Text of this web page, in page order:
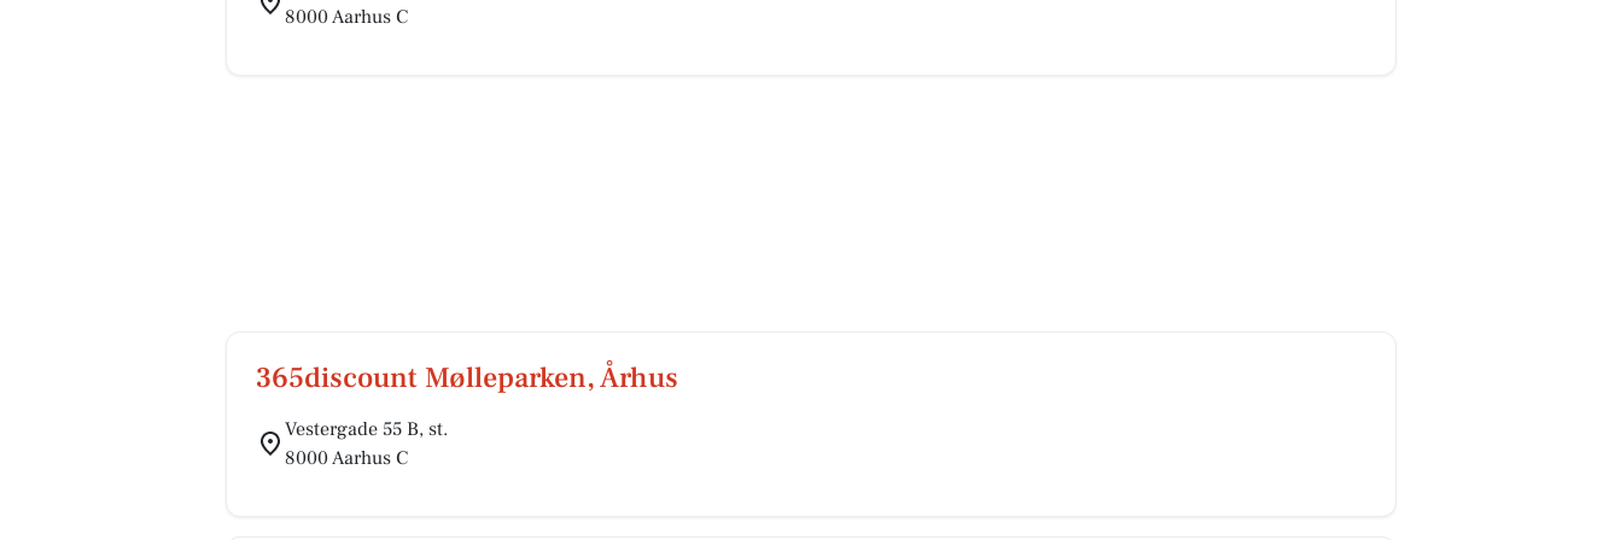
8000 Aarhus C
365discount Mølleparken, Århus
Vestergade 55 B, st.
8000 Aarhus C